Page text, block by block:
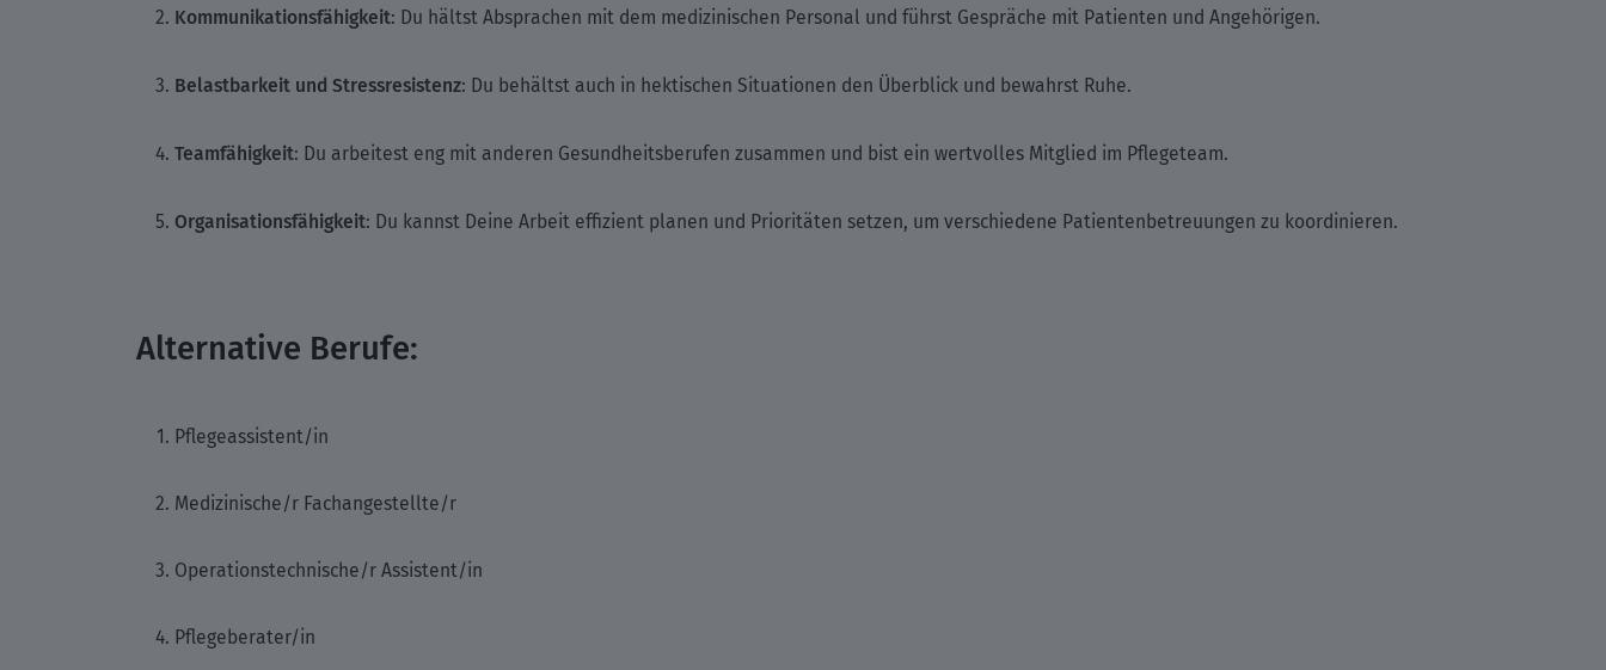
Kommunikationsfähigkeit: Du hältst Absprachen mit dem medizinischen Personal und führst Gespräche mit Patienten und Angehörigen.
Belastbarkeit und Stressresistenz: Du behältst auch in hektischen Situationen den Überblick und bewahrst Ruhe.
Teamfähigkeit: Du arbeitest eng mit anderen Gesundheitsberufen zusammen und bist ein wertvolles Mitglied im Pflegeteam.
Organisationsfähigkeit: Du kannst Deine Arbeit effizient planen und Prioritäten setzen, um verschiedene Patientenbetreuungen zu koordinieren.
Alternative Berufe:
Pflegeassistent/in
Medizinische/r Fachangestellte/r
Operationstechnische/r Assistent/in
Pflegeberater/in